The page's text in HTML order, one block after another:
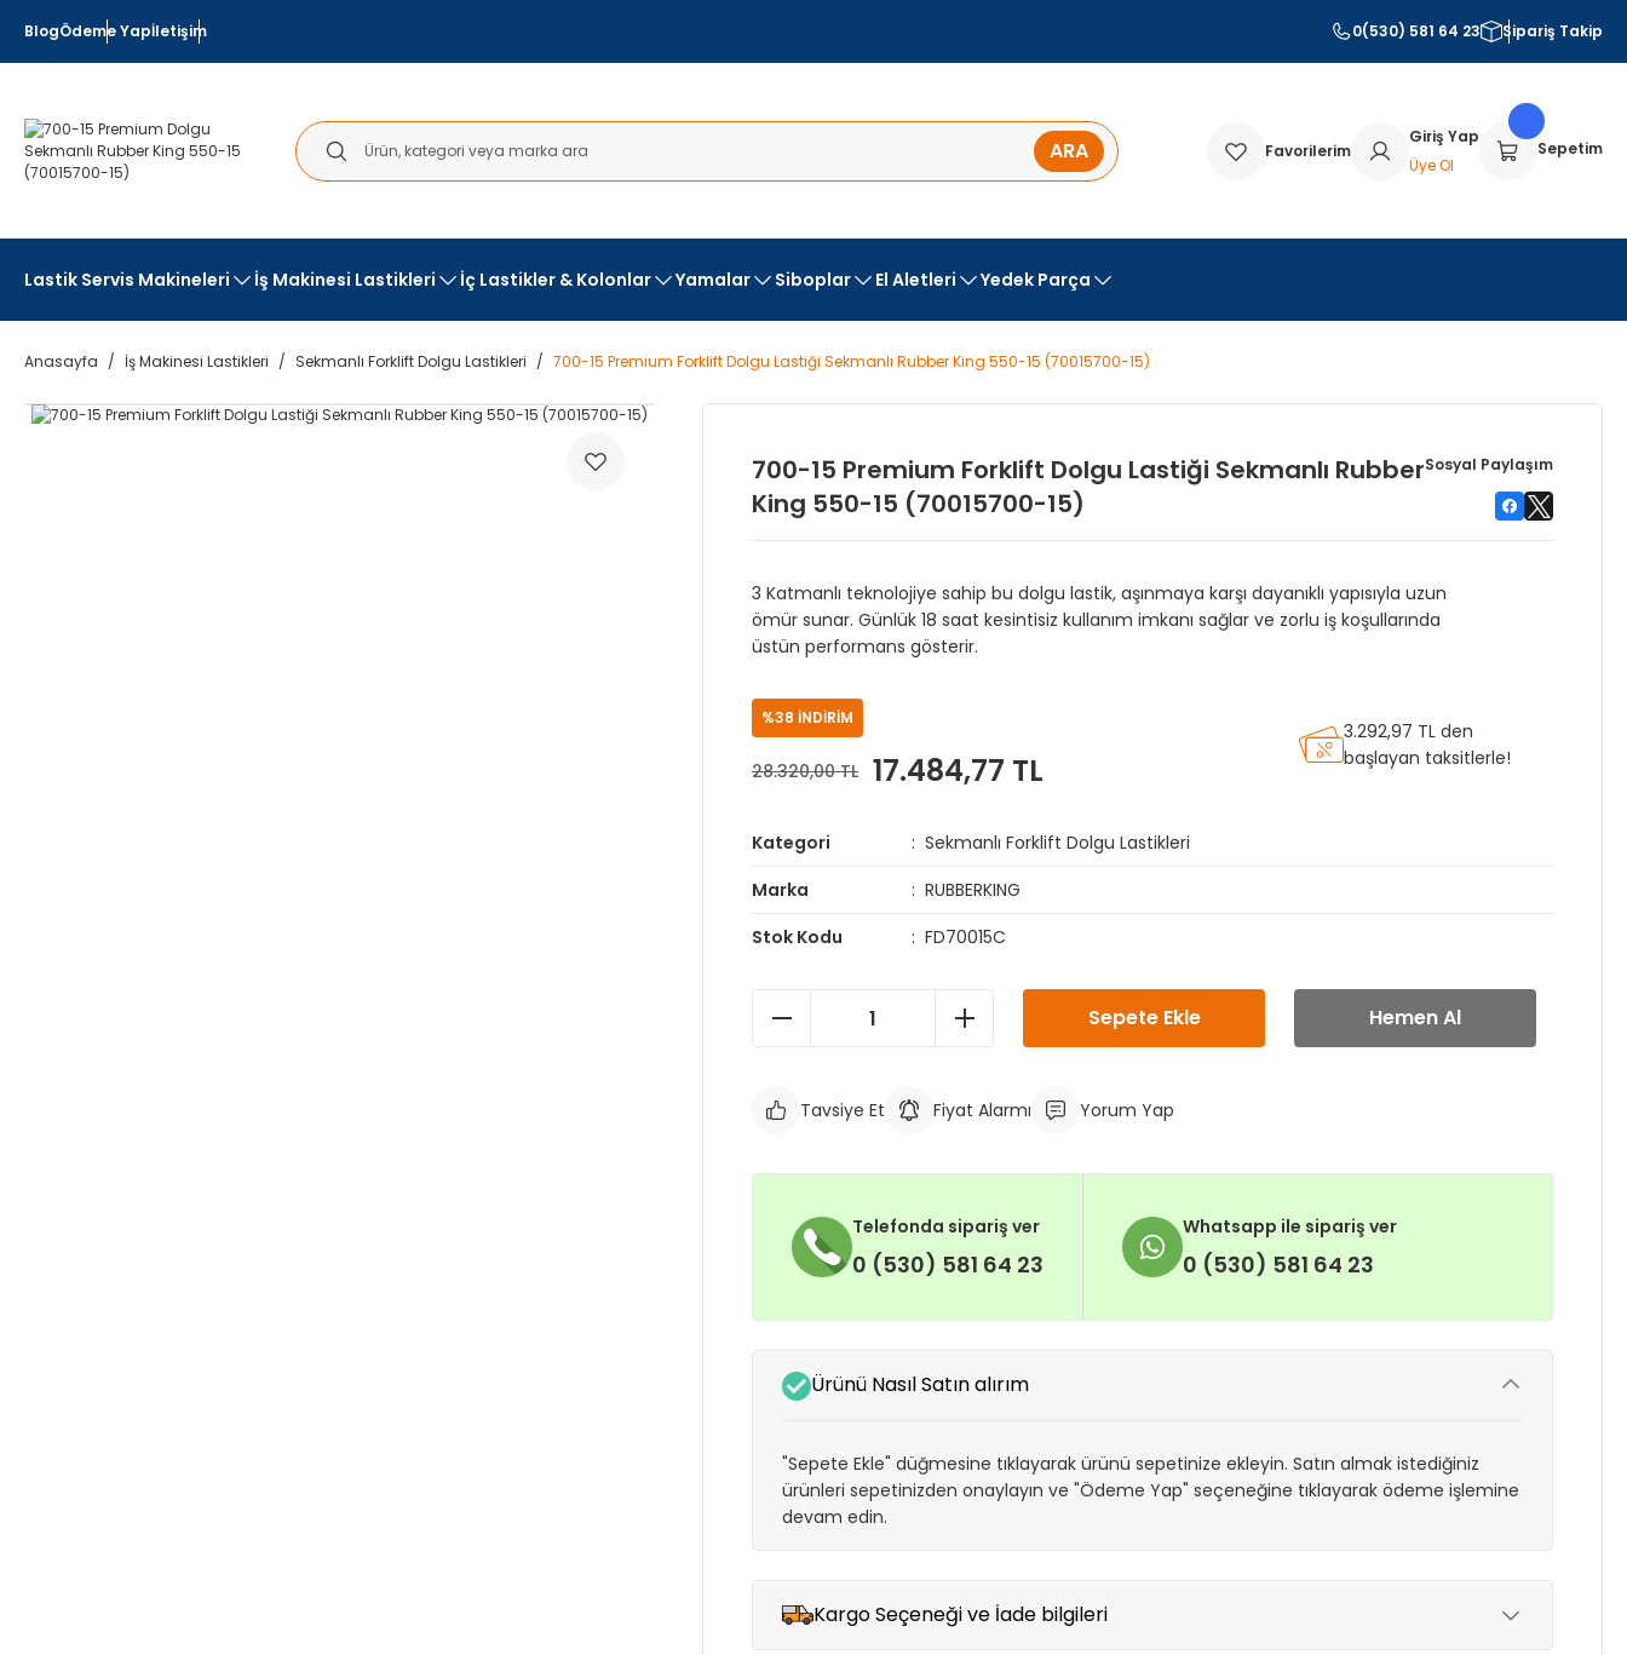
BlogÖdeme Yapİletişim 0(530) 581 64 23 Sipariş Takip
ARA Favorilerim
Giriş Yap
Üye Ol
Sepetim
Lastik Servis Makineleri İş Makinesi Lastikleri İç Lastikler & Kolonlar Yamalar Siboplar El Aletleri Yedek Parça
Anasayfa İş Makinesi Lastikleri Sekmanlı Forklift Dolgu Lastikleri 700-15 Premium Forklift Dolgu Lastiği Sekmanlı Rubber King 550-15 (70015700-15)
700-15 Premium Forklift Dolgu Lastiği Sekmanlı Rubber
King 550-15 (70015700-15)
Sosyal Paylaşım
3 Katmanlı teknolojiye sahip bu dolgu lastik, aşınmaya karşı dayanıklı yapısıyla uzun
ömür sunar. Günlük 18 saat kesintisiz kullanım imkanı sağlar ve zorlu iş koşullarında
üstün performans gösterir.
%38 İNDİRİM
28.320,00 TL 17.484,77 TL
3.292,97 TL den
başlayan taksitlerle!
Kategori
Sekmanlı Forklift Dolgu Lastikleri
Marka
RUBBERKING
Stok Kodu
FD70015C
Sepete Ekle Hemen Al
Tavsiye Et Fiyat Alarmı Yorum Yap
Telefonda sipariş ver
0 (530) 581 64 23
Whatsapp ile sipariş ver
0 (530) 581 64 23
Ürünü Nasıl Satın alırım
"Sepete Ekle" düğmesine tıklayarak ürünü sepetinize ekleyin. Satın almak istediğiniz
ürünleri sepetinizden onaylayın ve "Ödeme Yap" seçeneğine tıklayarak ödeme işlemine
devam edin.
Kargo Seçeneği ve İade bilgileri